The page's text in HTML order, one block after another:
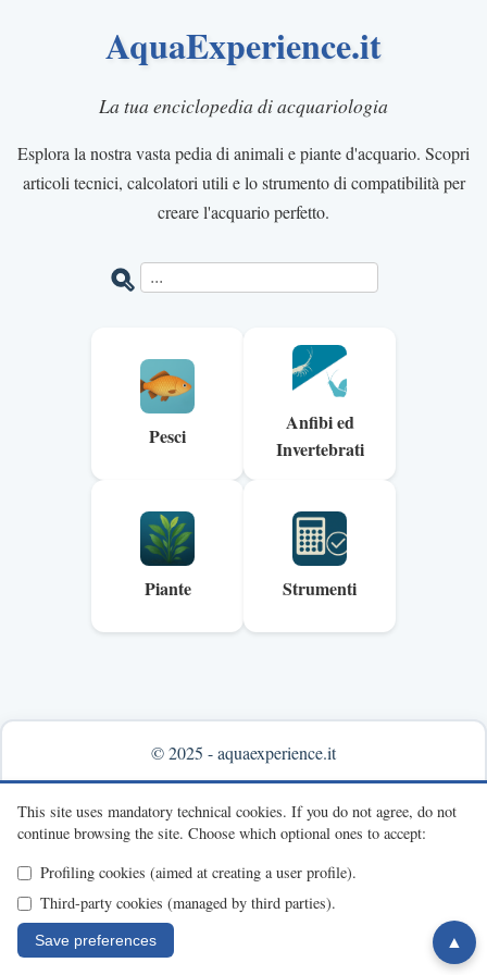
AquaExperience.it
La tua enciclopedia di acquariologia
Esplora la nostra vasta pedia di animali e piante d'acquario. Scopri
articoli tecnici, calcolatori utili e lo strumento di compatibilità per
creare l'acquario perfetto.
Pesci
Anfibi ed
Invertebrati
Piante Strumenti
© 2025 - aquaexperience.it
Info & contacts
This site uses mandatory technical cookies. If you do not agree, do not
continue browsing the site. Choose which optional ones to accept:
Profiling cookies (aimed at creating a user profile).
Third-party cookies (managed by third parties).
Save preferences ▲